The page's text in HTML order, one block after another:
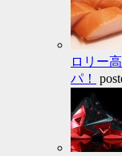
ロリー
パ！